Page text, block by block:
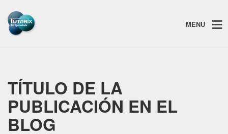
MENU
TÍTULO DE LA
PUBLICACIÓN EN EL
BLOG